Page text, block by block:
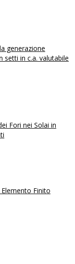
generazione
setti in c.a. valutabile
Fori nei Solai in
Finito